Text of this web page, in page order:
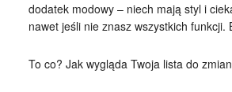
dodatek modowy – niech mają styl i
nawet jeśli nie znasz wszystkich funkcji.
To co? Jak wygląda Twoja lista do